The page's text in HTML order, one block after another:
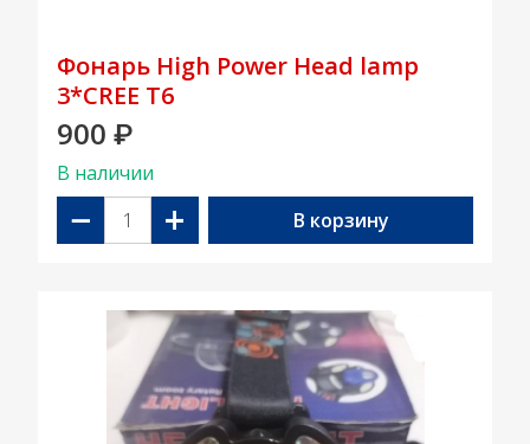
Фонарь High Power Head lamp
3*CREE T6
900 ₽
В наличии
− + В корзину